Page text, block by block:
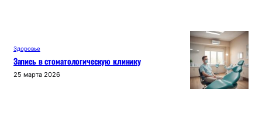
Здоровье
Запись в стоматологическую клинику
25 марта 2026